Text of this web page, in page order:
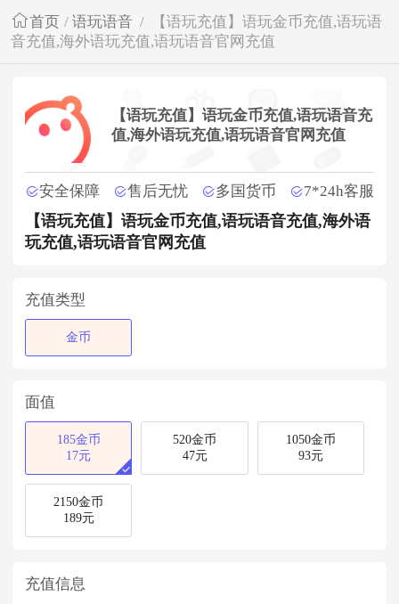
首页 / 语玩语音 /
【语玩充值】语玩金币充值,语玩语
音充值,海外语玩充值,语玩语音官网充值
【语玩充值】语玩金币充值,语玩语音充
值,海外语玩充值,语玩语音官网充值
安全保障 售后无忧 多国货币 7*24h客服
【语玩充值】语玩金币充值,语玩语音充值,海外语
玩充值,语玩语音官网充值
充值类型
金币
面值
185金币
17元
520金币
47元
1050金币
93元
2150金币
189元
充值信息